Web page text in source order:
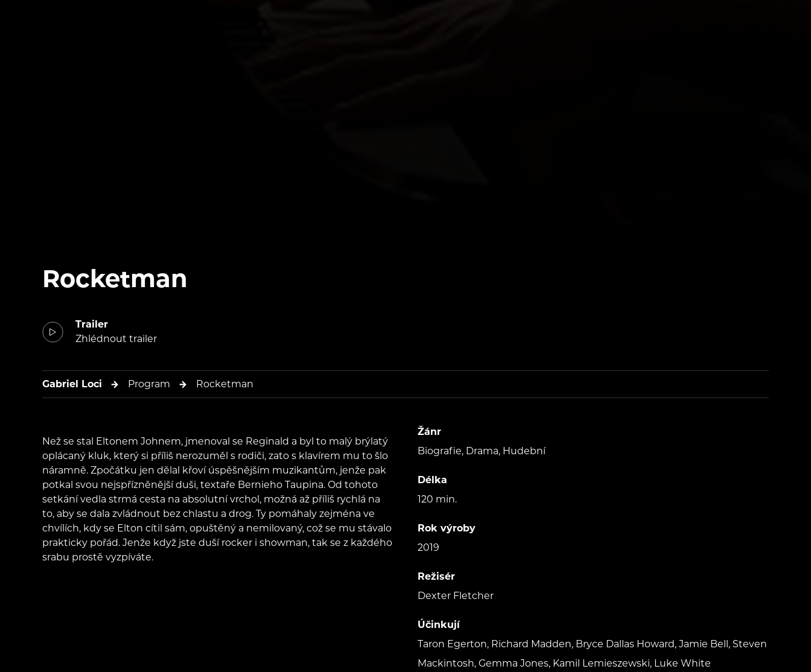
Rocketman
Trailer
Zhlédnout trailer
Gabriel Loci Program Rocketman
Než se stal Eltonem Johnem, jmenoval se Reginald a byl to malý brýlatý
oplácaný kluk, který si příliš nerozuměl s rodiči, zato s klavírem mu to šlo
náramně. Zpočátku jen dělal křoví úspěšnějším muzikantům, jenže pak
potkal svou nejspřízněnější duši, textaře Bernieho Taupina. Od tohoto
setkání vedla strmá cesta na absolutní vrchol, možná až příliš rychlá na
to, aby se dala zvládnout bez chlastu a drog. Ty pomáhaly zejména ve
chvílích, kdy se Elton cítil sám, opuštěný a nemilovaný, což se mu stávalo
prakticky pořád. Jenže když jste duší rocker i showman, tak se z každého
srabu prostě vyzpíváte.
Žánr
Biografie, Drama, Hudební
Délka
120 min.
Rok výroby
2019
Režisér
Dexter Fletcher
Účinkují
Taron Egerton, Richard Madden, Bryce Dallas Howard, Jamie Bell, Steven
Mackintosh, Gemma Jones, Kamil Lemieszewski, Luke White